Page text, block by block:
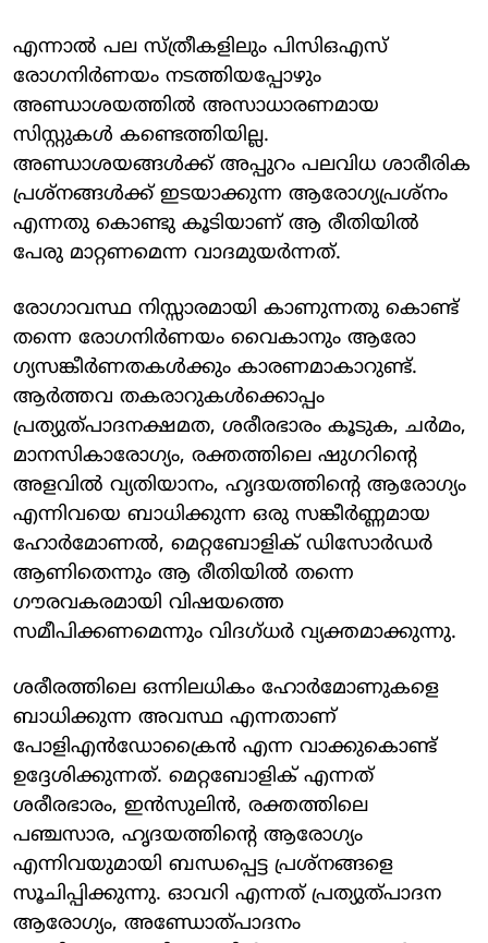
എന്നാൽ പല സ്ത്രീകളിലും പിസിഒഎസ്
രോഗനിർണയം നടത്തിയപ്പോഴും
അണ്ഡാശയത്തിൽ അസാധാരണമായ
സിസ്റ്റുകൾ കണ്ടെത്തിയില്ല.
അണ്ഡാശയങ്ങൾക്ക് അപ്പുറം പലവിധ ശാരീരിക
പ്രശ്നങ്ങൾക്ക് ഇടയാക്കുന്ന ആരോഗ്യപ്രശ്നം
എന്നതു കൊണ്ടു കൂടിയാണ് ആ രീതിയിൽ
പേരു മാറ്റണമെന്ന വാദമുയർന്നത്.
രോ​ഗാവസ്ഥ നിസ്സാരമായി കാണുന്നതു കൊണ്ട്
തന്നെ രോ​ഗനിർണയം വൈകാനും ആരോ​
ഗ്യസങ്കീർണതകൾക്കും കാരണമാകാറുണ്ട്.
ആർത്തവ തകരാറുകൾക്കൊപ്പം
പ്രത്യുത്പാദനക്ഷമത, ശരീരഭാരം കൂടുക, ചർമം,
മാനസികാരോഗ്യം, രക്തത്തിലെ ഷുഗറിന്റെ
അളവിൽ വ്യതിയാനം, ഹൃദയത്തിന്റെ ആരോഗ്യം
എന്നിവയെ ബാധിക്കുന്ന ഒരു സങ്കീർണ്ണമായ
ഹോർമോണൽ, മെറ്റബോളിക് ഡിസോർഡർ
ആണിതെന്നും ആ രീതിയിൽ തന്നെ
ഗൗരവകരമായി വിഷയത്തെ
സമീപിക്കണമെന്നും വിദഗ്ധർ വ്യക്തമാക്കുന്നു.
ശരീരത്തിലെ ഒന്നിലധികം ഹോർമോണുകളെ
ബാധിക്കുന്ന അവസ്ഥ എന്നതാണ്
പോളിഎൻഡോക്രൈൻ എന്ന വാക്കുകൊണ്ട്
ഉദ്ദേശിക്കുന്നത്. മെറ്റബോളിക് എന്നത്
ശരീരഭാരം, ഇൻസുലിൻ, രക്തത്തിലെ
പഞ്ചസാര, ഹൃദയത്തിന്റെ ആരോഗ്യം
എന്നിവയുമായി ബന്ധപ്പെട്ട പ്രശ്നങ്ങളെ
സൂചിപ്പിക്കുന്നു. ഓവറി എന്നത് പ്രത്യുത്പാദന
ആരോഗ്യം, അണ്ഡോത്പാദനം